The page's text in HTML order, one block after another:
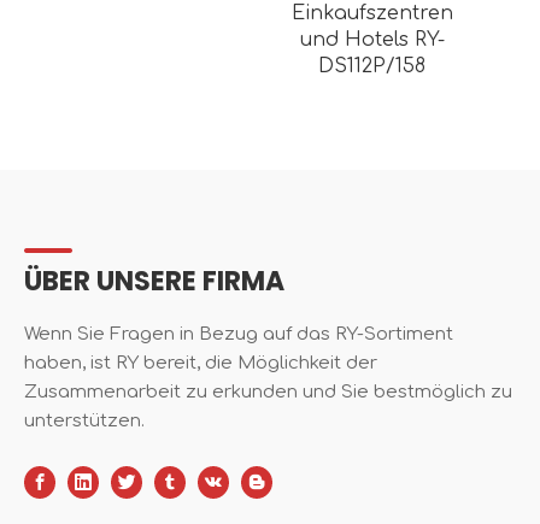
Einkaufszentren
und Hotels RY-
DS112P/158
ÜBER UNSERE FIRMA
Wenn Sie Fragen in Bezug auf das RY-Sortiment
haben, ist RY bereit, die Möglichkeit der
Zusammenarbeit zu erkunden und Sie bestmöglich zu
unterstützen.